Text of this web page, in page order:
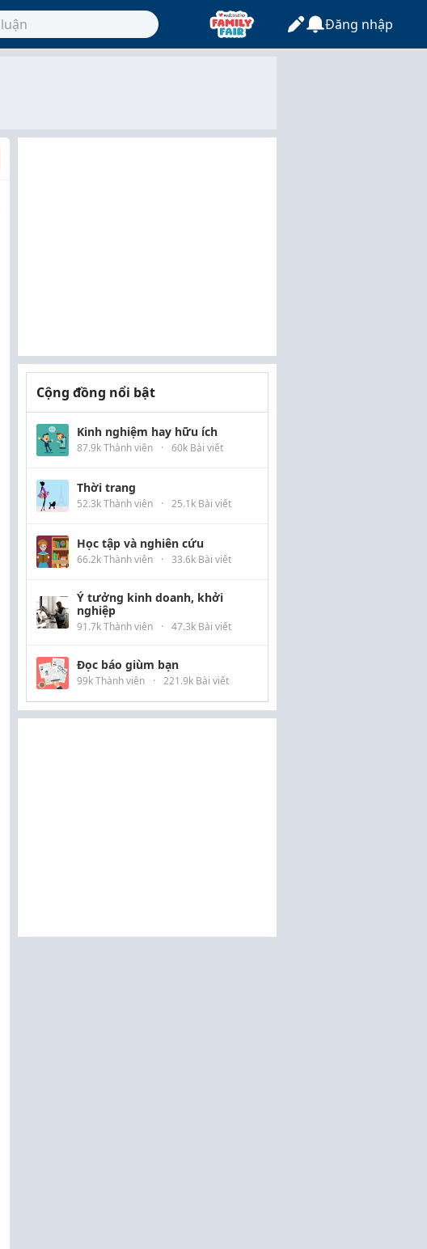
Đăng nhập
Cộng đồng nổi bật
Kinh nghiệm hay hữu ích
87.9k Thành viên · 60k Bài viết
Thời trang
52.3k Thành viên · 25.1k Bài viết
Học tập và nghiên cứu
66.2k Thành viên · 33.6k Bài viết
Ý tưởng kinh doanh, khởi
nghiệp
91.7k Thành viên · 47.3k Bài viết
Đọc báo giùm bạn
99k Thành viên · 221.9k Bài viết